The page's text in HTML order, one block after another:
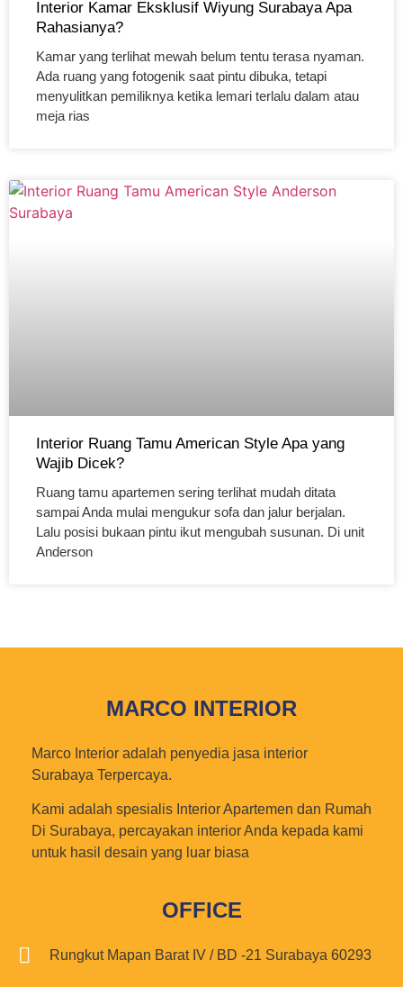
Interior Kamar Eksklusif Wiyung Surabaya Apa
Rahasianya?
Kamar yang terlihat mewah belum tentu terasa nyaman.
Ada ruang yang fotogenik saat pintu dibuka, tetapi
menyulitkan pemiliknya ketika lemari terlalu dalam atau
meja rias
Interior Ruang Tamu American Style Apa yang
Wajib Dicek?
Ruang tamu apartemen sering terlihat mudah ditata
sampai Anda mulai mengukur sofa dan jalur berjalan.
Lalu posisi bukaan pintu ikut mengubah susunan. Di unit
Anderson
MARCO INTERIOR
Marco Interior adalah penyedia jasa interior
Surabaya Terpercaya.
Kami adalah spesialis Interior Apartemen dan Rumah
Di Surabaya, percayakan interior Anda kepada kami
untuk hasil desain yang luar biasa
OFFICE
Rungkut Mapan Barat IV / BD -21 Surabaya 60293